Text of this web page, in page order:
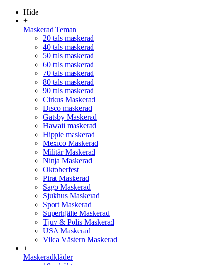
Hide
+
Maskerad Teman
20 tals maskerad
40 tals maskerad
50 tals maskerad
60 tals maskerad
70 tals maskerad
80 tals maskerad
90 tals maskerad
Cirkus Maskerad
Disco maskerad
Gatsby Maskerad
Hawaii maskerad
Hippie maskerad
Mexico Maskerad
Militär Maskerad
Ninja Maskerad
Oktoberfest
Pirat Maskerad
Sago Maskerad
Sjukhus Maskerad
Sport Maskerad
Superhjälte Maskerad
Tjuv & Polis Maskerad
USA Maskerad
Vilda Västern Maskerad
+
Maskeradkläder